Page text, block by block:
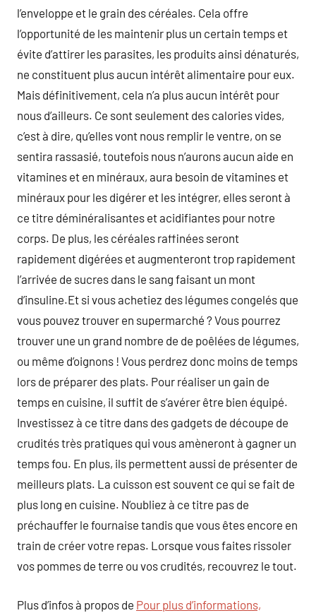
l’enveloppe et le grain des céréales. Cela offre
l’opportunité de les maintenir plus un certain temps et
évite d’attirer les parasites, les produits ainsi dénaturés,
ne constituent plus aucun intérêt alimentaire pour eux.
Mais définitivement, cela n’a plus aucun intérêt pour
nous d’ailleurs. Ce sont seulement des calories vides,
c’est à dire, qu’elles vont nous remplir le ventre, on se
sentira rassasié, toutefois nous n’aurons aucun aide en
vitamines et en minéraux, aura besoin de vitamines et
minéraux pour les digérer et les intégrer, elles seront à
ce titre déminéralisantes et acidifiantes pour notre
corps. De plus, les céréales raffinées seront
rapidement digérées et augmenteront trop rapidement
l’arrivée de sucres dans le sang faisant un mont
d’insuline.Et si vous achetiez des légumes congelés que
vous pouvez trouver en supermarché ? Vous pourrez
trouver une un grand nombre de de poêlées de légumes,
ou même d’oignons ! Vous perdrez donc moins de temps
lors de préparer des plats. Pour réaliser un gain de
temps en cuisine, il suffit de s’avérer être bien équipé.
Investissez à ce titre dans des gadgets de découpe de
crudités très pratiques qui vous amèneront à gagner un
temps fou. En plus, ils permettent aussi de présenter de
meilleurs plats. La cuisson est souvent ce qui se fait de
plus long en cuisine. N’oubliez à ce titre pas de
préchauffer le fournaise tandis que vous êtes encore en
train de créer votre repas. Lorsque vous faites rissoler
vos pommes de terre ou vos crudités, recouvrez le tout.
Plus d’infos à propos de Pour plus d’informations,